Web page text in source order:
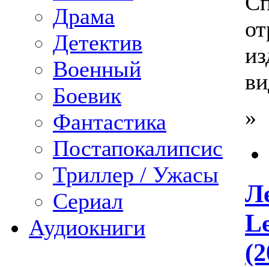
Драма
Детектив
Военный
Боевик
Фантастика
Постапокалипсис
Триллер / Ужасы
Сериал
Аудиокниги
»